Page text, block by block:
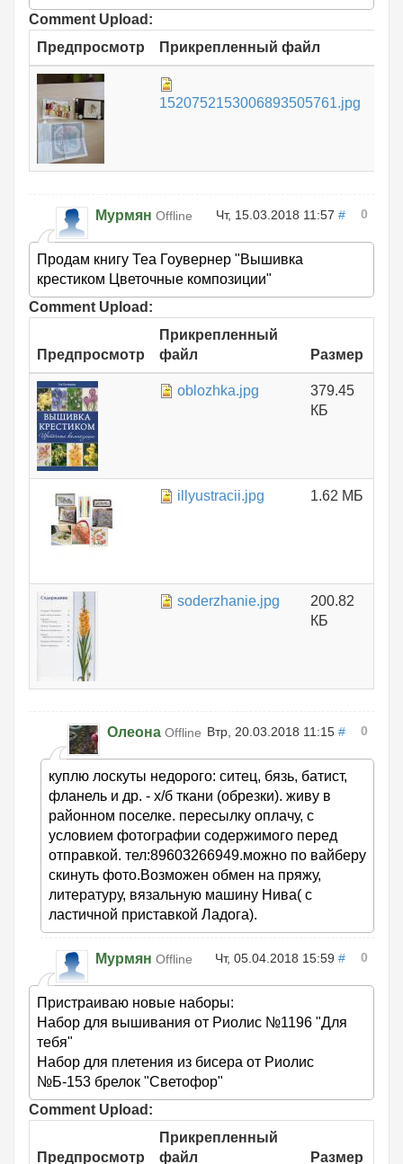
Comment Upload:
Предпросмотр
Прикрепленный файл
1520752153006893505761.jpg
Мурмян Offline Чт, 15.03.2018 11:57 # 0
Продам книгу Теа Гоувернер "Вышивка
крестиком Цветочные композиции"
Comment Upload:
Предпросмотр
Прикрепленный
файл
Размер
oblozhka.jpg
379.45
КБ
illyustracii.jpg 1.62 МБ
soderzhanie.jpg
200.82
КБ
Олеона Offline Втр, 20.03.2018 11:15 # 0
куплю лоскуты недорого: ситец, бязь, батист,
фланель и др. - х/б ткани (обрезки). живу в
районном поселке. пересылку оплачу, с
условием фотографии содержимого перед
отправкой. тел:89603266949.можно по вайберу
скинуть фото.Возможен обмен на пряжу,
литературу, вязальную машину Нива( с
ластичной приставкой Ладога).
Мурмян Offline Чт, 05.04.2018 15:59 # 0
Пристраиваю новые наборы:
Набор для вышивания от Риолис №1196 "Для
тебя"
Набор для плетения из бисера от Риолис
№Б-153 брелок "Светофор"
Comment Upload:
Предпросмотр
Прикрепленный
файл
Размер